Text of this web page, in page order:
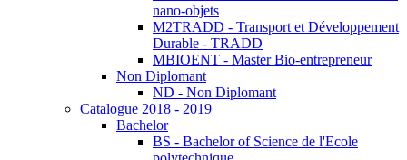
nano-objets
M2TRADD - Transport et Développement
Durable - TRADD
MBIOENT - Master Bio-entrepreneur
Non Diplomant
ND - Non Diplomant
Catalogue 2018 - 2019
Bachelor
BS - Bachelor of Science de l'Ecole